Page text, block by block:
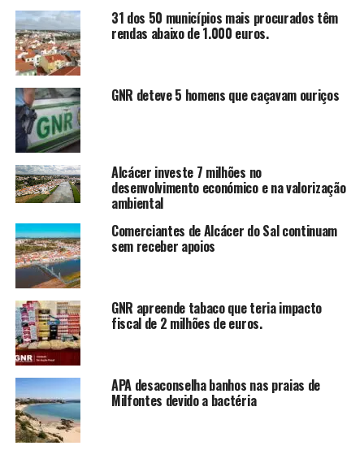
31 dos 50 municípios mais procurados têm
rendas abaixo de 1.000 euros.
GNR deteve 5 homens que caçavam ouriços
Alcácer investe 7 milhões no
desenvolvimento económico e na valorização
ambiental
Comerciantes de Alcácer do Sal continuam
sem receber apoios
GNR apreende tabaco que teria impacto
fiscal de 2 milhões de euros.
APA desaconselha banhos nas praias de
Milfontes devido a bactéria